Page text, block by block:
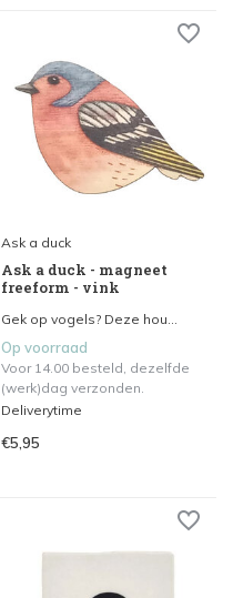
Ask a duck
Ask a duck - magneet
freeform - vink
Gek op vogels? Deze hou...
Op voorraad
Voor 14.00 besteld, dezelfde
(werk)dag verzonden.
Deliverytime
€5,95